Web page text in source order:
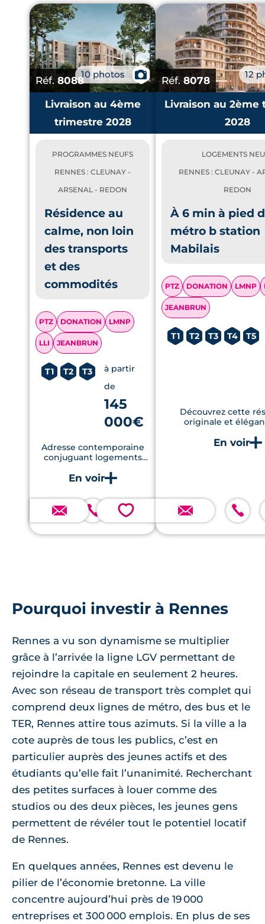
Réf.8088
10 photos 📷
Livraison au 4ème
trimestre 2028
PROGRAMMES NEUFS
RENNES : CLEUNAY -
ARSENAL - REDON
Résidence au
calme, non loin
des transports
et des
commodités
PTZ DONATION LMNP
LLI JEANBRUN
T1 T2 T3
à partir
de
145
000€
Adresse contemporaine
conjuguant logements
privatifs et performance
énergétique dans un
secteur rennais bien
connecté.
💗
Réf. 8078
12
Livraison au 2ème
2028
LOGEMENTS
RENNES : CLEUNAY -
REDON
À 6 min à pied
métro b station
Mabilais
PTZ DONATION LMNP
JEANBRUN
T1 T2 T3 T4 T5
Découvrez cette
originale et
confortables
Pourquoi investir à Rennes
Rennes a vu son dynamisme se multiplier
grâce à l’arrivée la ligne LGV permettant de
rejoindre la capitale en seulement 2 heures.
Avec son réseau de transport très complet qui
comprend deux lignes de métro, des bus et le
TER, Rennes attire tous azimuts. Si la ville a la
cote auprès de tous les publics, c’est en
particulier auprès des jeunes actifs et des
étudiants qu’elle fait l’unanimité. Recherchant
des petites surfaces à louer comme des
studios ou des deux pièces, les jeunes gens
permettent de révéler tout le potentiel locatif
de Rennes.
En quelques années, Rennes est devenu le
pilier de l’économie bretonne. La ville
concentre aujourd’hui près de 19 000
entreprises et 300 000 emplois. En plus de ses